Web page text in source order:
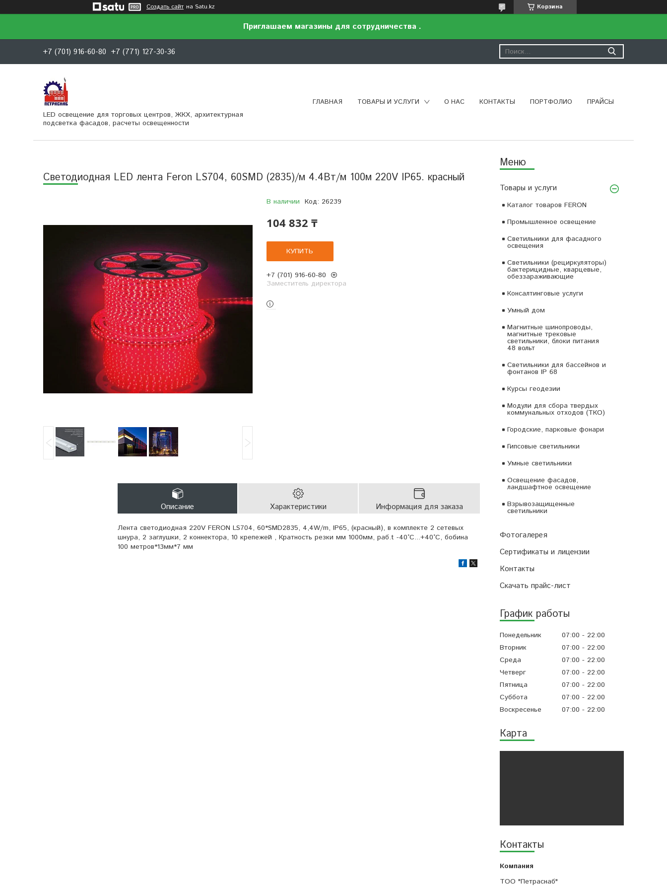
Создать сайт на Satu.kz Корзина
Приглашаем магазины для сотрудничества .
+7 (701) 916-60-80 +7 (771) 127-30-36
LED освещение для торговых центров, ЖКХ, архитектурная
подсветка фасадов, расчеты освещенности
ГЛАВНАЯ ТОВАРЫ И УСЛУГИ О НАС КОНТАКТЫ ПОРТФОЛИО ПРАЙСЫ
Товары и услуги
Каталог товаров FERON
Промышленное освещение
Светильники для фасадного
освещения
Светильники (рециркуляторы)
бактерицидные, кварцевые,
обеззараживающие
Консалтинговые услуги
Умный дом
Магнитные шинопроводы,
магнитные трековые
светильники, блоки питания
48 вольт
Светильники для бассейнов и
фонтанов IP 68
Курсы геодезии
Модули для сбора твердых
коммунальных отходов (ТКО)
Городские, парковые фонари
Гипсовые светильники
Умные светильники
Освещение фасадов,
ландшафтное освещение
Взрывозащищенные
светильники
Фотогалерея
Сертификаты и лицензии
Контакты
Скачать прайс-лист
График работы
Понедельник 07:00
22:00
Вторник
07:00
22:00
Среда
07:00
22:00
Четверг
07:00
22:00
Пятница
07:00
22:00
Суббота
07:00
22:00
Воскресенье
07:00 22:00
Карта
Контакты
ТОО "Петраснаб"
Cветодиодная LED лента Feron LS704, 60SMD (2835)/м 4.4Вт/м 100м 220V IP65. красный
В наличии Код: 26239
104 832 ₸
КУПИТЬ
+7 (701) 916-60-80
Заместитель директора
Описание Характеристики Информация для заказа
Лента светодиодная 220V FERON LS704, 60*SMD2835, 4,4W/m, IP65, (красный), в комплекте 2 сетевых
шнура, 2 заглушки, 2 коннектора, 10 крепежей , Кратность резки мм 1000мм, раб.t -40°C...+40°C, бобина
100 метров*13мм*7 мм